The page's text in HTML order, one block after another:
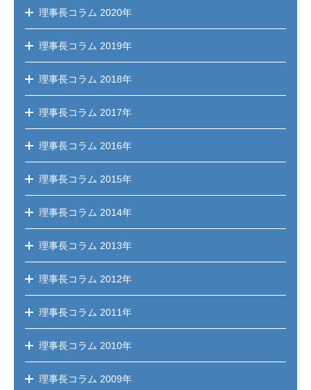
理事長コラム 2020年
理事長コラム 2019年
理事長コラム 2018年
理事長コラム 2017年
理事長コラム 2016年
理事長コラム 2015年
理事長コラム 2014年
理事長コラム 2013年
理事長コラム 2012年
理事長コラム 2011年
理事長コラム 2010年
理事長コラム 2009年